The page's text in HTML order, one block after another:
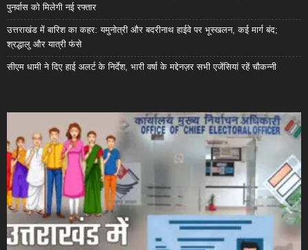
पुनर्वास को मिलेगी नई रफ्तार
उत्तराखंड में बारिश का कहर: यमुनोत्री और बदरीनाथ हाईवे पर भूस्खलन, कई मार्ग बंद;
श्रद्धालु और यात्री फंसे
सीएम धामी ने दिए हाई अलर्ट के निर्देश, भारी वर्षा के मद्देनज़र सभी एजेंसियां रहें चौकन्नी